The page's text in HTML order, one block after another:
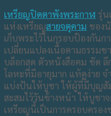
เหรียญปิดตาพังพระกาฬ รุ่น
แห่งเหรียญสายจตุคาม ของ
เก็บพระไว้ในกรอบป้องกันก
เปลี่ยนแปลงเนื้อตามธรรมช
บล็อกสด ตัวหนังสือคม ชัด ลึ
โลหะที่มีอายุมาก แท้ดูง่าย
แบ่งปันให้บูชา ให้ผู้ที่มีบุญสั
สะสมไว้วันข้างหน้า ให้บูชา
เหรียญนี้เป็นการครอบครอง